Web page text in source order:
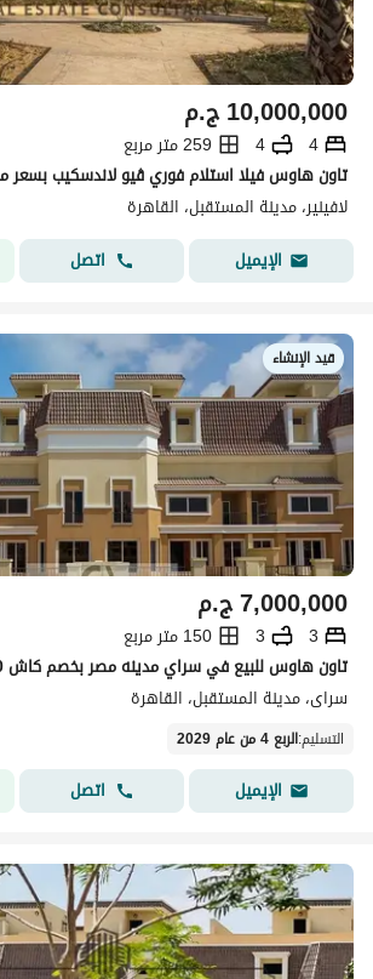
ج.م10,000,000
4
4
259 متر مربع
لافينير، مدينة المستقبل، القاهرة
الإيميل
اتصل
قيد الإنشاء
ج.م7,000,000
3
3
150 متر مربع
سراى، مدينة المستقبل، القاهرة
التسليم:الربع 4 من عام 2029
الإيميل اتصل